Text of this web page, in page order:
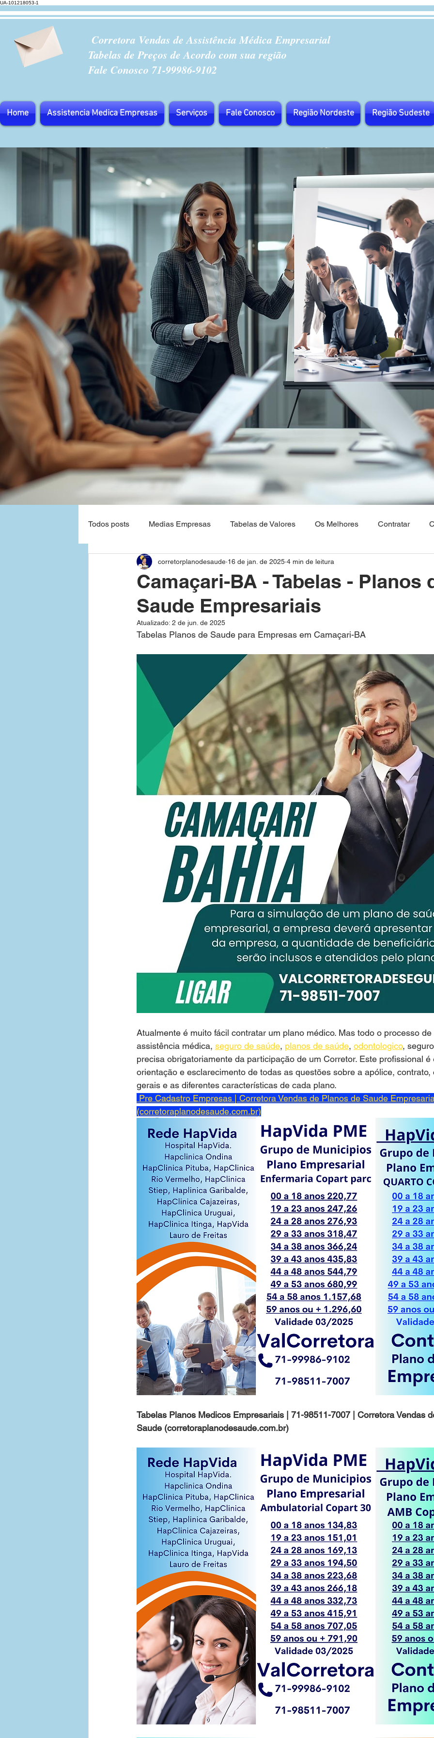
UA-101218053-1
Corretora Vendas de Assistência Médica Empresarial
Tabelas de Preços de Acordo com sua região
Fale Conosco 71-99986-9102
Home Assistencia Medica Empresas Serviços Fale Conosco Região Nordeste Região Sudeste
Todos posts Medias Empresas Tabelas de Valores Os Melhores Contratar
Natal - Rio Grande do Norte Os Melhores Planos de saude
Planos de Saude Empresas Bahia Plano de Saude Empresarial
Grandes Empresas São Paulo Brasilia Maranhão Venda Digital
Tabelas de Preços - Empresas Cotação Planos de Saude Solicitar Orçamento
Contratar Plano de Saude Empresas Contratar Planos Empresariais Portfolio Plano
Medias Empresas 30 a 199 Pessoas Contratar Planos de Saude Empresas
Plano de Saude Empresarial Rio Grande do Sul Contratar Plano de Saude
Camaçari-BA - Tabelas - Planos
Saude Empresariais
corretorplanodesaude 16 de jan. de 2025 4 min de leitura
Atualizado: 2 de jun. de 2025
Tabelas Planos de Saude para Empresas em Camaçari-BA
Atualmente é muito fácil contratar um plano médico. Mas todo o processo
assistência médica, seguro de saúde, planos de saúde, odontologico,
precisa obrigatoriamente da participação de um Corretor. Este profissional
orientação e esclarecimento de todas as questões sobre a apólice,
gerais e as diferentes características de cada plano.
Pre Cadastro Empresas | Corretora Vendas de Planos de Saude
(corretoraplanodesaude.com.br)
Tabelas Planos Medicos Empresariais | 71-98511-7007 | Corretora Vendas
Saude (corretoraplanodesaude.com.br)